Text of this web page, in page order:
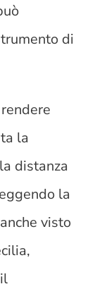
di
la
distanza
la
visto